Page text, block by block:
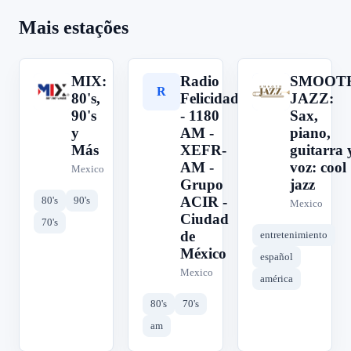
Mais estações
M
MIX:
80's,
90's
y
Más
Mexico
80's
90's
70's
R
Radio
Felicidad
- 1180
AM -
XEFR-
AM -
Grupo
ACIR -
Ciudad
de
México
Mexico
80's
70's
am
S
JAZZ:
Sax,
piano,
guitarra
voz: cool
jazz
Mexico
entretenimiento
español
américa